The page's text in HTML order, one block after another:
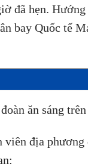
đã hẹn.
bay Quốc tế
ăn sáng
viên địa